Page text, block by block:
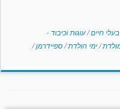
בעלי חיים/עוגות וכיבוד -
/ימי הולדת/ספיידרמן/